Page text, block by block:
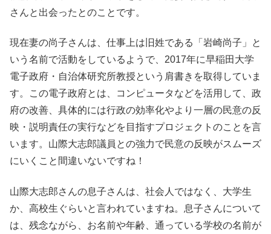
さんと出会ったとのことです。
現在妻の尚子さんは、仕事上は旧姓である「岩崎尚子」と
いう名前で活動をしているようで、2017年に早稲田大学
電子政府・自治体研究所教授という肩書きを取得していま
す。この電子政府とは、コンピュータなどを活用して、政
府の改善、具体的には行政の効率化やより一層の民意の反
映・説明責任の実行などを目指すプロジェクトのことを言
います。山際大志郎議員との強力で民意の反映がスムーズ
にいくこと間違いないですね！
山際大志郎さんの息子さんは、社会人ではなく、大学生
か、高校生ぐらいと言われていますね。息子さんについて
は、残念ながら、お名前や年齢、通っている学校の名前が